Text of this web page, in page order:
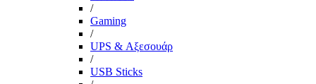
/
Gaming
/
UPS & Αξεσουάρ
/
USB Sticks